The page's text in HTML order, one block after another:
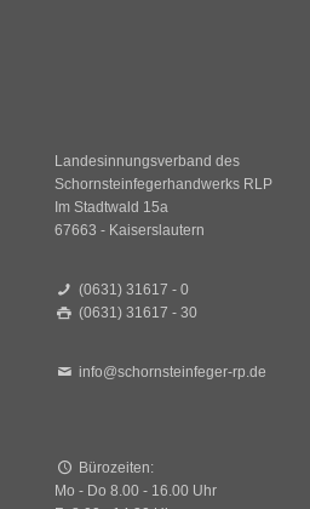
Landesinnungsverband des
Schornsteinfegerhandwerks RLP
Im Stadtwald 15a
67663 - Kaiserslautern
(0631) 31617 - 0
(0631) 31617 - 30
info@schornsteinfeger-rp.de
Bürozeiten:
Mo - Do 8.00 - 16.00 Uhr